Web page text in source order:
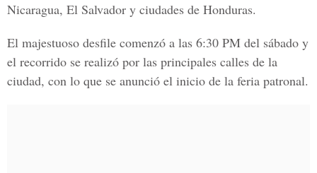
Nicaragua, El Salvador y ciudades de Honduras.
El majestuoso desfile comenzó a las 6:30 PM del sábado y
el recorrido se realizó por las principales calles de la
ciudad, con lo que se anunció el inicio de la feria patronal.